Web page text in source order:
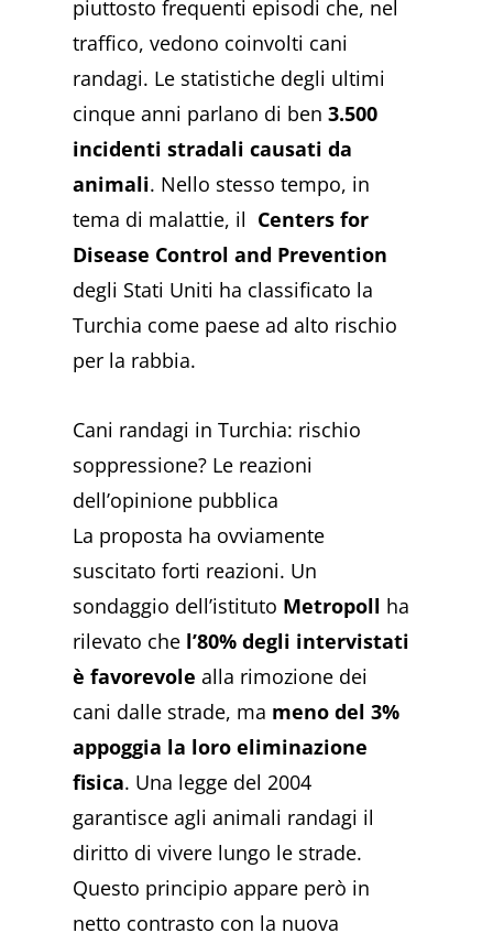
piuttosto frequenti episodi che, nel
traffico, vedono coinvolti cani
randagi. Le statistiche degli ultimi
cinque anni parlano di ben3.500
incidenti stradali causati da
animali. Nello stesso tempo, in
tema di malattie, il Centers for
Disease Control and Prevention
degli Stati Uniti ha classificato la
Turchia come paese ad alto rischio
per la rabbia.
Cani randagi in Turchia: rischio
soppressione? Le reazioni
dell’opinione pubblica
La proposta ha ovviamente
suscitato forti reazioni. Un
sondaggio dell’istituto Metropoll ha
rilevato che l’80% degli intervistati
è favorevole alla rimozione dei
cani dalle strade, ma meno del 3%
appoggia la loro eliminazione
fisica. Una legge del 2004
garantisce agli animali randagi il
diritto di vivere lungo le strade.
Questo principio appare però in
netto contrasto con la nuova